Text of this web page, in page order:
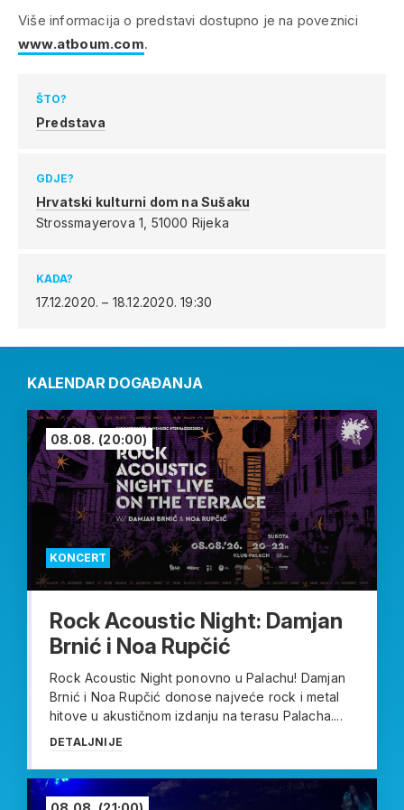
Više informacija o predstavi dostupno je na poveznici
www.atboum.com.
ŠTO?
Predstava
GDJE?
Hrvatski kulturni dom na Sušaku
Strossmayerova 1, 51000 Rijeka
KADA?
17.12.2020. – 18.12.2020. 19:30
KALENDAR DOGAĐANJA
KONCERT
08.08. (20:00)
Rock Acoustic Night: Damjan
Brnić i Noa Rupčić
Rock Acoustic Night ponovno u Palachu! Damjan
Brnić i Noa Rupčić donose najveće rock i metal
hitove u akustičnom izdanju na terasu Palacha....
DETALJNIJE